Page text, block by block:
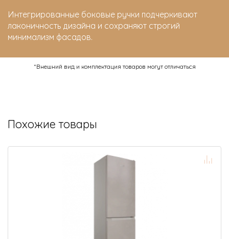
Интегрированные боковые ручки подчеркивают
лаконичность дизайна и сохраняют строгий
минимализм фасадов.
*Внешний вид и комплектация товаров могут отличаться
Похожие товары